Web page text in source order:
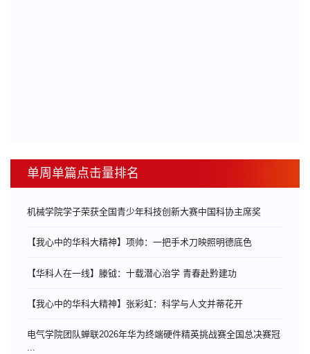
单周单篇点击量排名
机械学院学子荣获全国青少年科技创新大赛中国科协主席奖
【我心中的华科大精神】项帅：一把手术刀映照明德底色
【华科人在一线】滕钺：十载潜心治学 青春赴黔建功
【我心中的华科大精神】张彩虹：科学与人文并蒂花开
电气学院团队蝉联2026年华为终端硬件精英挑战赛全国总决赛冠
...